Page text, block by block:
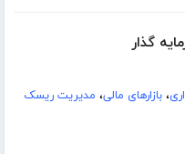
گذار
،بازارهای مالی، مدیریت ریسک